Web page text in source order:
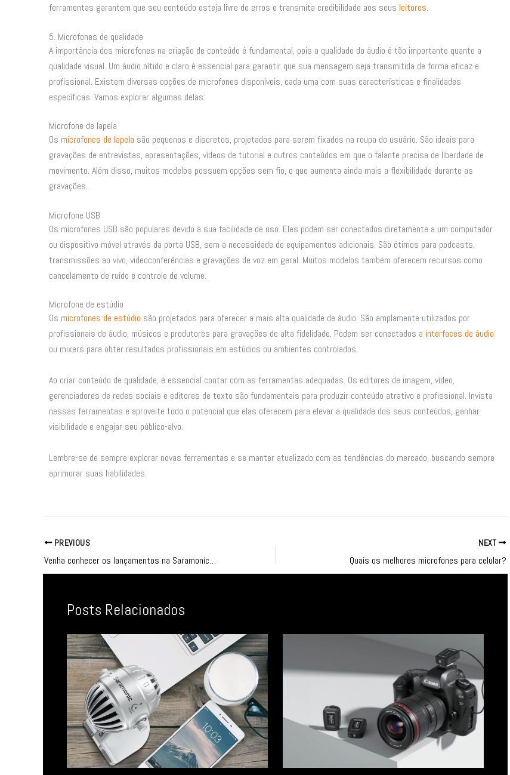
ferramentas garantem que seu conteúdo esteja livre de erros e transmita credibilidade aos seus leitores.
5. Microfones de qualidade
A importância dos microfones na criação de conteúdo é fundamental, pois a qualidade do áudio é tão importante quanto a
qualidade visual. Um áudio nítido e claro é essencial para garantir que sua mensagem seja transmitida de forma eficaz e
profissional. Existem diversas opções de microfones disponíveis, cada uma com suas características e finalidades
específicas. Vamos explorar algumas delas:
Microfone de lapela
Os microfones de lapela são pequenos e discretos, projetados para serem fixados na roupa do usuário. São ideais para
gravações de entrevistas, apresentações, vídeos de tutorial e outros conteúdos em que o falante precisa de liberdade de
movimento. Além disso, muitos modelos possuem opções sem fio, o que aumenta ainda mais a flexibilidade durante as
gravações.
Microfone USB
Os microfones USB são populares devido à sua facilidade de uso. Eles podem ser conectados diretamente a um computador
ou dispositivo móvel através da porta USB, sem a necessidade de equipamentos adicionais. São ótimos para podcasts,
transmissões ao vivo, videoconferências e gravações de voz em geral. Muitos modelos também oferecem recursos como
cancelamento de ruído e controle de volume.
Microfone de estúdio
Os microfones de estúdio são projetados para oferecer a mais alta qualidade de áudio. São amplamente utilizados por
profissionais de áudio, músicos e produtores para gravações de alta fidelidade. Podem ser conectados a interfaces de áudio
ou mixers para obter resultados profissionais em estúdios ou ambientes controlados.
Ao criar conteúdo de qualidade, é essencial contar com as ferramentas adequadas. Os editores de imagem, vídeo,
gerenciadores de redes sociais e editores de texto são fundamentais para produzir conteúdo atrativo e profissional. Invista
nessas ferramentas e aproveite todo o potencial que elas oferecem para elevar a qualidade dos seus conteúdos, ganhar
visibilidade e engajar seu público-alvo.
Lembre-se de sempre explorar novas ferramentas e se manter atualizado com as tendências do mercado, buscando sempre
aprimorar suas habilidades.
PREVIOUS
Venha conhecer os lançamentos na Saramonic Brasil!
NEXT
Quais os melhores microfones para celular?
Posts Relacionados